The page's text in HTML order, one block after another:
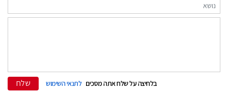
בלחיצה על שלח אתה מסכים לתנאי השימוש שלח